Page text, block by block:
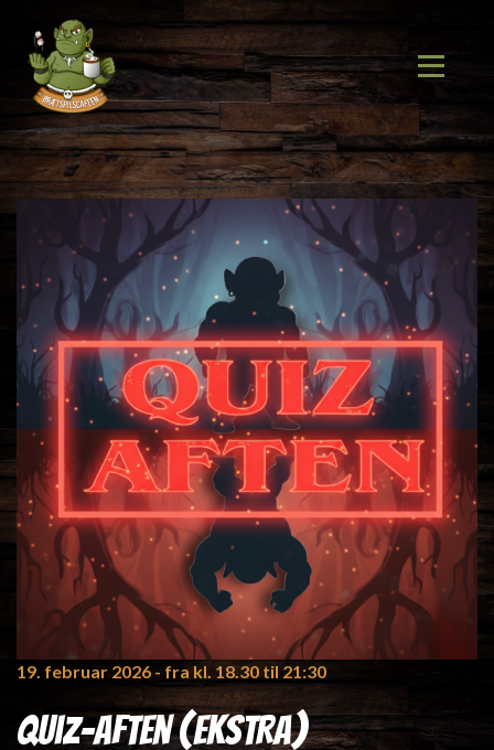
19. februar 2026 - fra kl. 18.30 til 21:30
Quiz-Aften (EKSTRA)